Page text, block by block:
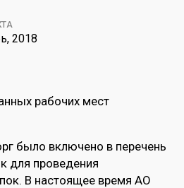
2018
рабочих мест
было включено в перечень
для проведения
В настоящее время АО